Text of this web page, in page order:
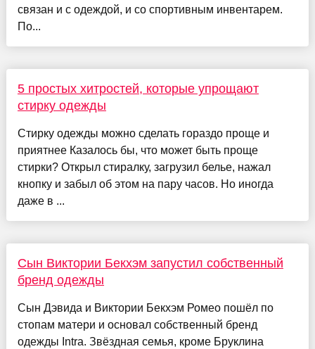
связан и с одеждой, и со спортивным инвентарем.
По...
5 простых хитростей, которые упрощают
стирку одежды
Стирку одежды можно сделать гораздо проще и
приятнее Казалось бы, что может быть проще
стирки? Открыл стиралку, загрузил белье, нажал
кнопку и забыл об этом на пару часов. Но иногда
даже в ...
Сын Виктории Бекхэм запустил собственный
бренд одежды
Сын Дэвида и Виктории Бекхэм Ромео пошёл по
стопам матери и основал собственный бренд
одежды Intra. Звёздная семья, кроме Бруклина